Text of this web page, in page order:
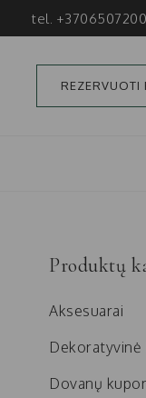
Pereiti
prie
tel.
REZERVUOTI
Produktų
Aksesuarai
Dovanų